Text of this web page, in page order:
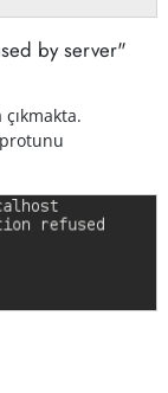
by server"
protunu